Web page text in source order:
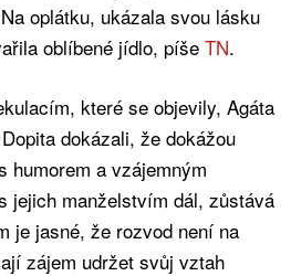
oplátku, ukázala svou lásku
oblíbené jídlo, píše TN.
které se objevily, Agáta
dokázali, že dokážou
humorem a vzájemným
jejich manželstvím dál, zůstává
je jasné, že rozvod není na
zájem udržet svůj vztah